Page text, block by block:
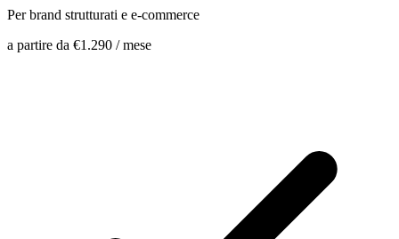
Per brand strutturati e e-commerce
a partire da €1.290 / mese